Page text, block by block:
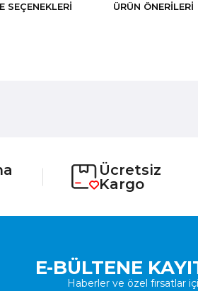
SEÇENEKLERI ÜRÜN ÖNERILERI
Ücretsiz
Kargo
E-BÜLTENE
Haberler ve özel fırsatlar